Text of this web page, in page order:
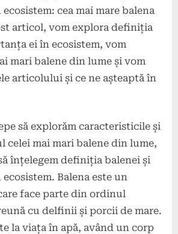
cea mai mare balena
articol, vom explora definiția
ei în ecosistem, vom
mari balene din lume și vom
articolului și ce ne așteaptă în
să explorăm caracteristicile și
celei mai mari balene din lume,
înțelegem definiția balenei și
Balena este un
face parte din ordinul
cu delfinii și porcii de mare.
la viața în apă, având un corp